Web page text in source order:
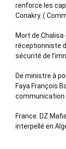
renforce les
Conakry. (
Mort de Chalisa
réceptionniste
sécurité de
De ministre à
Faya François
communication
France. DZ
interpellé en